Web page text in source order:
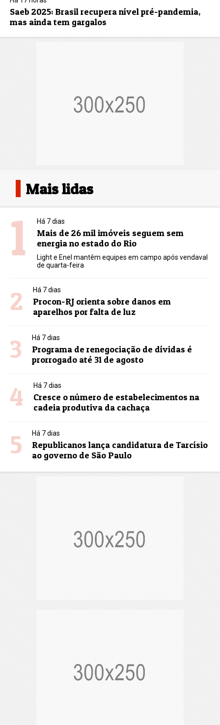
Saeb 2025: Brasil recupera nível pré-pandemia,
mas ainda tem gargalos
Mais lidas
1 Há 7 dias
Mais de 26 mil imóveis seguem sem
energia no estado do Rio
Light e Enel mantêm equipes em campo após vendaval
de quarta-feira
2 Há 7 dias
Procon-RJ orienta sobre danos em
aparelhos por falta de luz
3 Há 7 dias
Programa de renegociação de dívidas é
prorrogado até 31 de agosto
4 Há 7 dias
Cresce o número de estabelecimentos na
cadeia produtiva da cachaça
5 Há 7 dias
Republicanos lança candidatura de Tarcísio
ao governo de São Paulo